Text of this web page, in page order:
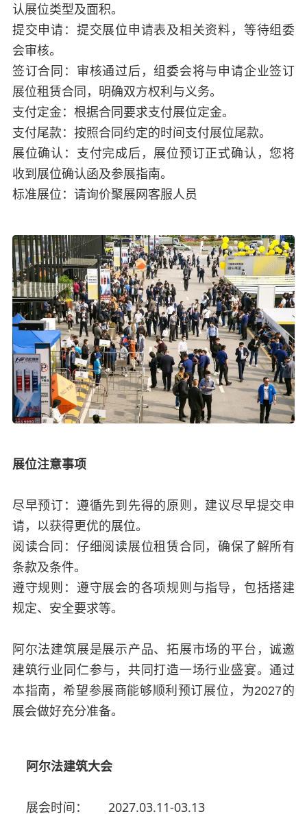
认展位类型及面积。
提交申请：提交展位申请表及相关资料，等待组委
会审核。
签订合同：审核通过后，组委会将与申请企业签订
展位租赁合同，明确双方权利与义务。
支付定金：根据合同要求支付展位定金。
支付尾款：按照合同约定的时间支付展位尾款。
展位确认：支付完成后，展位预订正式确认，您将
收到展位确认函及参展指南。
标准展位：请询价聚展网客服人员
展位注意事项
尽早预订：遵循先到先得的原则，建议尽早提交申
请，以获得更优的展位。
阅读合同：仔细阅读展位租赁合同，确保了解所有
条款及条件。
遵守规则：遵守展会的各项规则与指导，包括搭建
规定、安全要求等。
阿尔法建筑展是展示产品、拓展市场的平台，诚邀
建筑行业同仁参与，共同打造一场行业盛宴。通过
本指南，希望参展商能够顺利预订展位，为2027的
展会做好充分准备。
阿尔法建筑大会
展会时间：
2027.03.11-03.13